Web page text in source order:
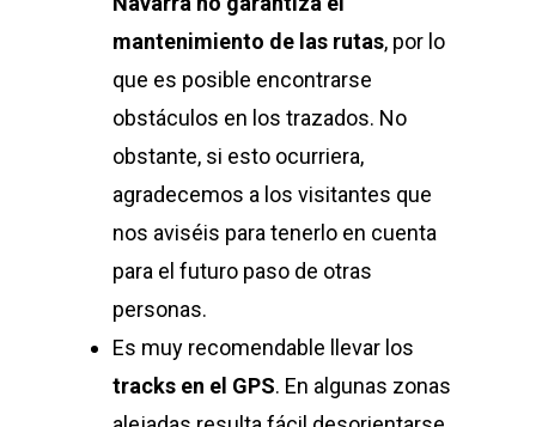
mantenimiento de las rutas, por lo
que es posible encontrarse
obstáculos en los trazados. No
obstante, si esto ocurriera,
agradecemos a los visitantes que
nos aviséis para tenerlo en cuenta
para el futuro paso de otras
personas.
Es muy recomendable llevar los
tracks en el GPS. En algunas zonas